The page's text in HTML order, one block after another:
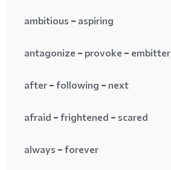
ambitious = aspiring
antagonize = provoke = embitter
after = following = next
afraid = frightened = scared
always = forever